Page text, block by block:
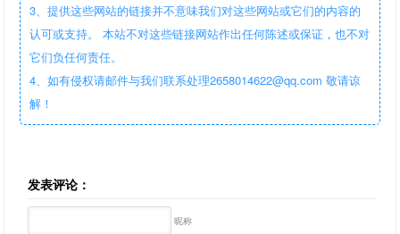
3、提供这些网站的链接并不意味我们对这些网站或它们的内容的
认可或支持。 本站不对这些链接网站作出任何陈述或保证，也不对
它们负任何责任。
4、如有侵权请邮件与我们联系处理2658014622@qq.com 敬请谅
解！
发表评论：
昵称